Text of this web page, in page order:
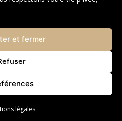
et fermer
légales